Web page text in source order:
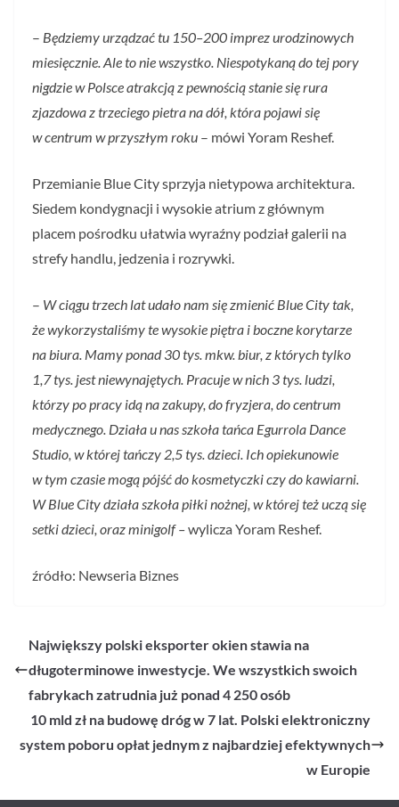
– Będziemy urządzać tu 150–200 imprez urodzinowych
miesięcznie. Ale to nie wszystko. Niespotykaną do tej pory
nigdzie w Polsce atrakcją z pewnością stanie się rura
zjazdowa z trzeciego pietra na dół, która pojawi się
w centrum w przyszłym roku – mówi Yoram Reshef.
Przemianie Blue City sprzyja nietypowa architektura.
Siedem kondygnacji i wysokie atrium z głównym
placem pośrodku ułatwia wyraźny podział galerii na
strefy handlu, jedzenia i rozrywki.
– W ciągu trzech lat udało nam się zmienić Blue City tak,
że wykorzystaliśmy te wysokie piętra i boczne korytarze
na biura. Mamy ponad 30 tys. mkw. biur, z których tylko
1,7 tys. jest niewynajętych. Pracuje w nich 3 tys. ludzi,
którzy po pracy idą na zakupy, do fryzjera, do centrum
medycznego. Działa u nas szkoła tańca Egurrola Dance
Studio, w której tańczy 2,5 tys. dzieci. Ich opiekunowie
w tym czasie mogą pójść do kosmetyczki czy do kawiarni.
W Blue City działa szkoła piłki nożnej, w której też uczą się
setki dzieci, oraz minigolf –wylicza Yoram Reshef.
źródło: Newseria Biznes
Największy polski eksporter okien stawia na
długoterminowe inwestycje. We wszystkich swoich
fabrykach zatrudnia już ponad 4 250 osób
10 mld zł na budowę dróg w 7 lat. Polski elektroniczny
system poboru opłat jednym z najbardziej efektywnych
w Europie